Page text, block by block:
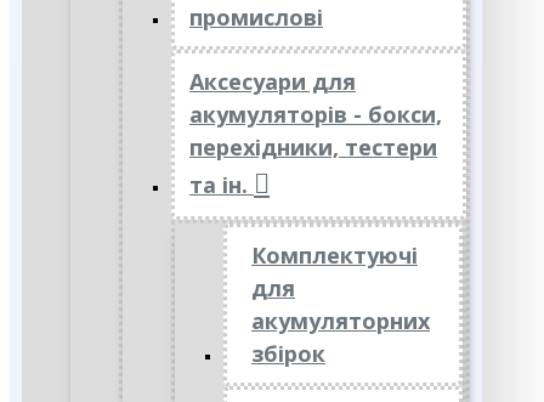
промислові
Аксесуари для
акумуляторів - бокси,
перехідники, тестери
та ін.
Комплектуючі
для
акумуляторних
збірок